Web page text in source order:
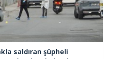
saldıran şüpheli